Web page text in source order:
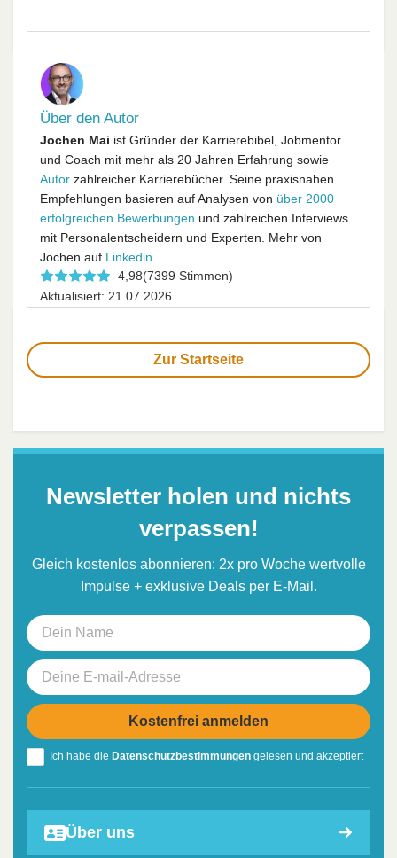
Über den Autor
Jochen Mai ist Gründer der Karrierebibel, Jobmentor
und Coach mit mehr als 20 Jahren Erfahrung sowie
Autor zahlreicher Karrierebücher. Seine praxisnahen
Empfehlungen basieren auf Analysen von über 2000
erfolgreichen Bewerbungen und zahlreichen Interviews
mit Personalentscheidern und Experten. Mehr von
Jochen auf Linkedin.
4,98(7399 Stimmen)
Aktualisiert: 21.07.2026
Zur Startseite
Newsletter holen und nichts
verpassen!
Gleich kostenlos abonnieren: 2x pro Woche wertvolle
Impulse + exklusive Deals per E-Mail.
Ich habe die Datenschutzbestimmungen gelesen und akzeptiert
Über uns